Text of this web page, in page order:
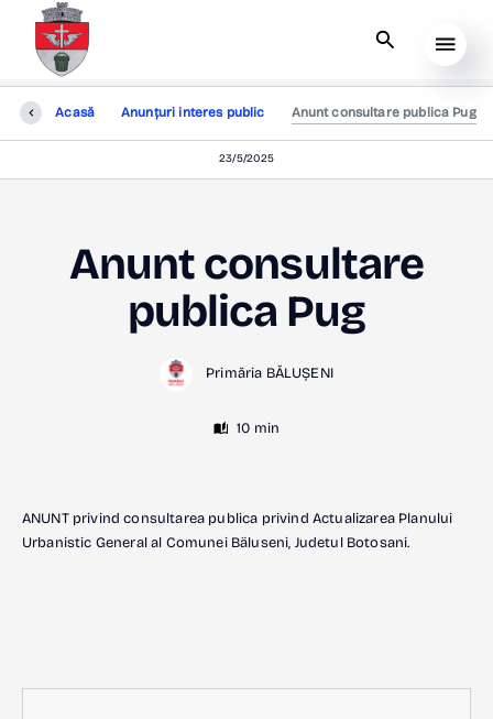
Acasă Anunțuri interes public Anunt consultare publica Pug
23/5/2025
Anunt consultare
publica Pug
Primăria BĂLUȘENI
10 min
ANUNT privind consultarea publica privind Actualizarea Planului
Urbanistic General al Comunei Bäluseni, Judetul Botosani.